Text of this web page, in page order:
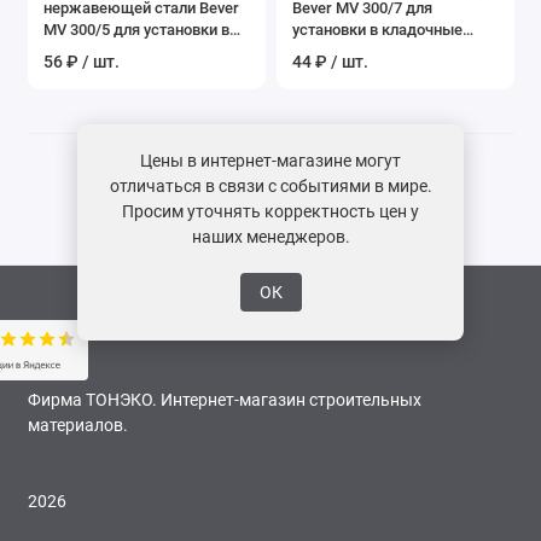
Показать все
нержавеющей стали Bever
MV 300/5 для установки в
56 ₽ / шт.
Bever MV 300/7 для
установки в кладочные
44 ₽ / шт.
Фирма ТОНЭКО. Интернет-магазин строительных
материалов.
2026
Цены в интернет-магазине могут
отличаться в связи с событиями в мире.
Просим уточнять корректность цен у
наших менеджеров.
ОК